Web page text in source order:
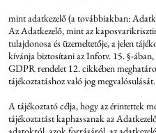
mint adatkezelő (a továbbiakban:
Az Adatkezelő, mint az
tulajdonosa és üzemeltetője, a jelen
kívánja biztosítani az Infotv. 15. §-
GDPR rendelet 12. cikkében
tájékoztatáshoz való jog megvalósulását.
A tájékoztató célja, hogy az érintettek
tájékoztatást kaphassanak az